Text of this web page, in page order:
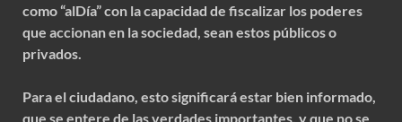
como “alDía” con la capacidad de fiscalizar los poderes
que accionan en la sociedad, sean estos públicos o
privados.
Para el ciudadano, esto significará estar bien informado,
que se entere de las verdades importantes, y que no se